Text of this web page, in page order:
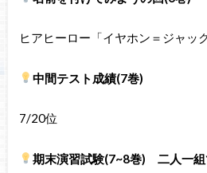
ヒアヒーロー「イヤホン＝ジャック
中間テスト成績(7巻)
7/20位
期末演習試験(7~8巻) 二人一組